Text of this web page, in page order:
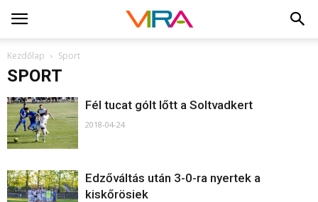
Kezdőlap Sport
SPORT
Fél tucat gólt lőtt a Soltvadkert
2018-04-24
Edzőváltás után 3-0-ra nyertek a
kiskőrösiek